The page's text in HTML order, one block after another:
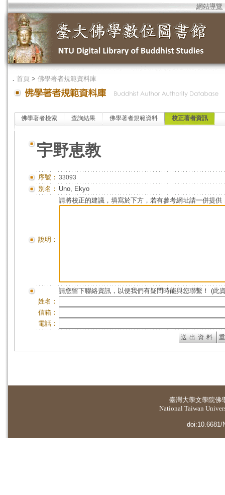
網站導覽
． 首頁 > 佛學著者規範資料庫
佛學著者檢索 查詢結果 佛學著者規範資料 校正著者資訊
宇野恵教
序號： 33093
別名： Uno, Ekyo
說明：
請將校正的建議，填寫於下方，若有參考網址請一併提供
請您留下聯絡資訊，以便我們有疑問時能與您聯繫！ (此
姓名：
信箱：
電話：
臺灣大學文學院佛
National Taiwan
doi:10.6681/